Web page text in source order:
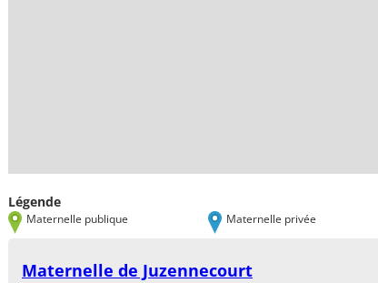
Légende
Maternelle publique Maternelle privée
Maternelle de Juzennecourt